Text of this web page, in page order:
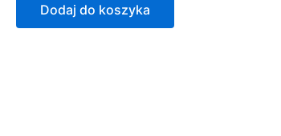
Dodaj do koszyka